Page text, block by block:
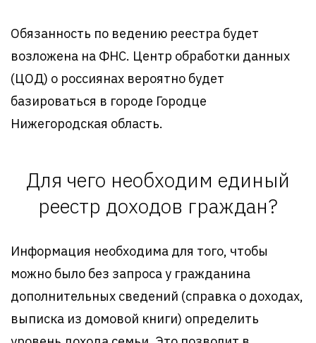
Обязанность по ведению реестра будет
возложена на ФНС. Центр обработки данных
(ЦОД) о россиянах вероятно будет
базироваться в городе Городце
Нижегородская область.
Для чего необходим единый
реестр доходов граждан?
Информация необходима для того, чтобы
можно было без запроса у гражданина
дополнительных сведений (справка о доходах,
выписка из домовой книги) определить